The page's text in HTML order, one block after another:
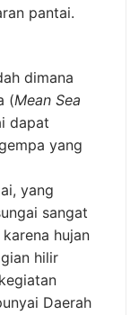
pantai.
dimana
(Mean Sea
dapat
yang
yang
sangat
hujan
hilir
Daerah